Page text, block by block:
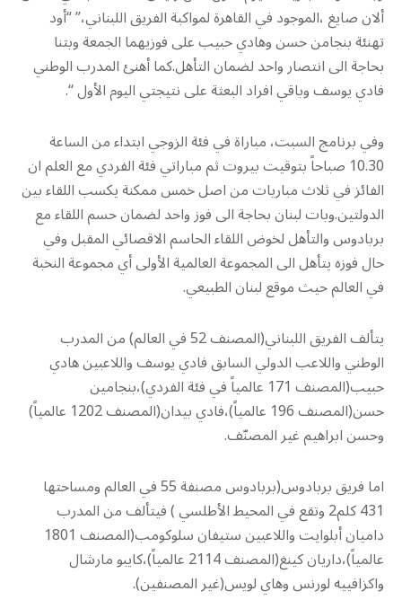
ألان صايغ ،الموجود في القاهرة لمواكبة الفريق اللبناني،” “أود
تهنئة بنجامن حسن وهادي حبيب على فوزيهما الجمعة وبتنا
بحاجة الى انتصار واحد لضمان التأهل.كما أهنئ المدرب الوطني
فادي يوسف وباقي افراد البعثة على نتيجتي اليوم الأول “.
وفي برنامج السبت، مباراة في فئة الزوجي ابتداء من الساعة
10.30 صباحاً بتوقيت بيروت ثم مباراتي فئة الفردي مع العلم ان
الفائز في ثلاث مباريات من اصل خمس ممكنة يكسب اللقاء بين
الدولتين.وبات لبنان بحاجة الى فوز واحد لضمان حسم اللقاء مع
بربادوس والتأهل لخوض اللقاء الحاسم الاقصائي المقبل وفي
حال فوزه يتأهل الى المجموعة العالمية الأولى أي مجموعة النخبة
في العالم حيث موقع لبنان الطبيعي.
يتألف الفريق اللبناني(المصنف 52 في العالم) من المدرب
الوطني واللاعب الدولي السابق فادي يوسف واللاعبين هادي
حبيب(المصنف 171 عالمياً في فئة الفردي)،بنجامين
حسن(المصنف 196 عالمياً)،فادي بيدان(المصنف 1202 عالمياً)
وحسن ابراهيم غير المصنّف.
اما فريق بربادوس(بربادوس مصنفة 55 في العالم ومساحتها
431 كلم2 وتقع في المحيط الأطلسي ) فيتألف من المدرب
داميان أبلوايت واللاعبين ستيفان سلوكومب(المصنف 1801
عالمياً)،داريان كينغ(المصنف 2114 عالمياً)،كايبو مارشال
واكزافييه لورنس وهاي لويس(غير المصنفين).